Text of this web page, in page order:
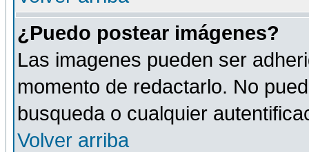
¿Puedo postear imágenes?
Las imagenes pueden ser
momento de redactarlo. No
busqueda o cualquier
Volver arriba